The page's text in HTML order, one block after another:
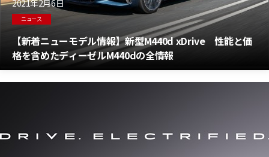
2021年2月6日
ニュース
【新着ニューモデル情報】新型M440d xDrive 性能と価
格を含めたディーゼルM440dの全情報